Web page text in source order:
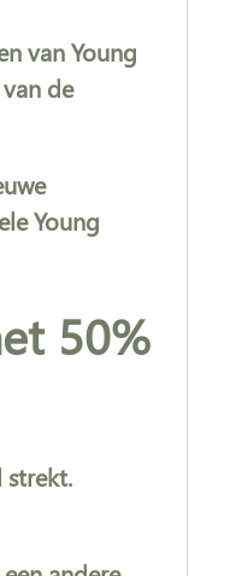
van Young
de
Young
50%
strekt.